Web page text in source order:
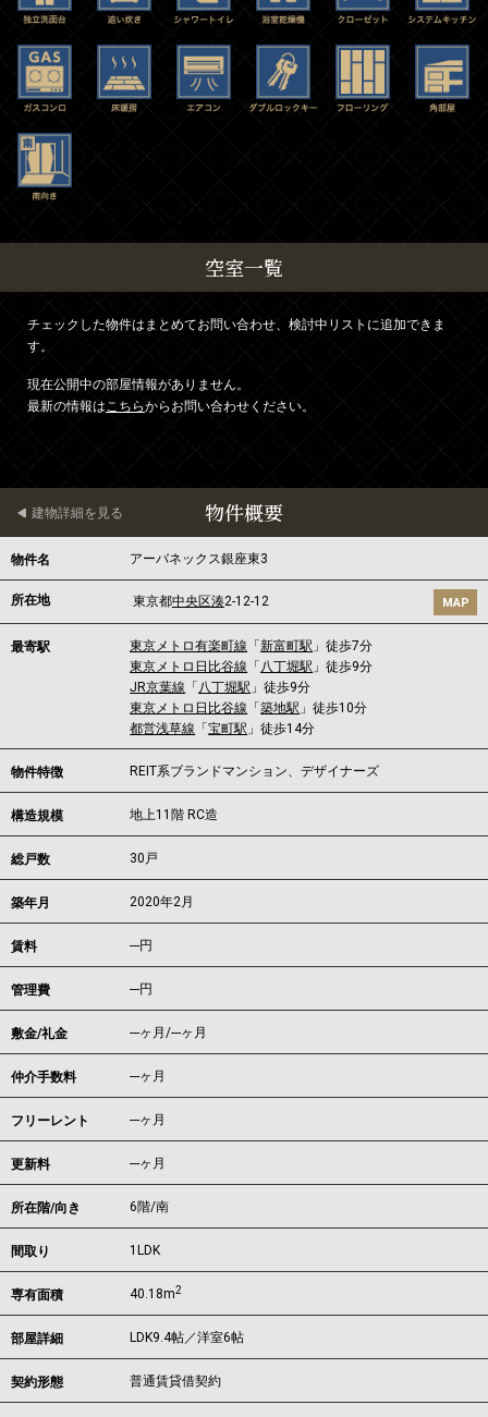
空室一覧
チェックした物件はまとめてお問い合わせ、検討中リストに追加できま
す。
現在公開中の部屋情報がありません。
最新の情報はこちらからお問い合わせください。
物件概要
建物詳細を見る
物件名 アーバネックス銀座東3
所在地 東京都中央区湊2-12-12 MAP
最寄駅 東京メトロ有楽町線 「新富町駅 」徒歩7分
東京メトロ日比谷線 「 八丁堀駅 」徒歩9分
JR京葉線 「 八丁堀駅 」徒歩9分
東京メトロ日比谷線 「築地駅 」徒歩10分
都営浅草線 「宝町駅 」徒歩14分
物件特徴 REIT系ブランドマンション、デザイナーズ
構造規模 地上11階 RC造
総戸数 30戸
築年月 2020年2月
賃料 ---円
管理費 ---円
敷金/礼金 ---ヶ月/---ヶ月
仲介手数料 ---ヶ月
フリーレント ---ヶ月
更新料 ---ヶ月
所在階/向き 6階/南
間取り 1LDK
専有面積 40.18m2
部屋詳細 LDK9.4帖／洋室6帖
契約形態 普通賃貸借契約